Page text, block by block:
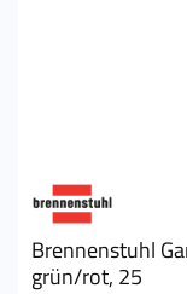
Brennenstuhl
grün/rot, 25